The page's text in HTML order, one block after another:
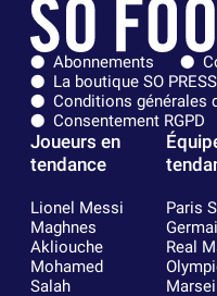
Abonnements
La boutique SO PRESS
Conditions générales
Consentement RGPD
Joueurs en
tendance
Lionel Messi
Maghnes
Akliouche
Mohamed
Salah
Paris
Real